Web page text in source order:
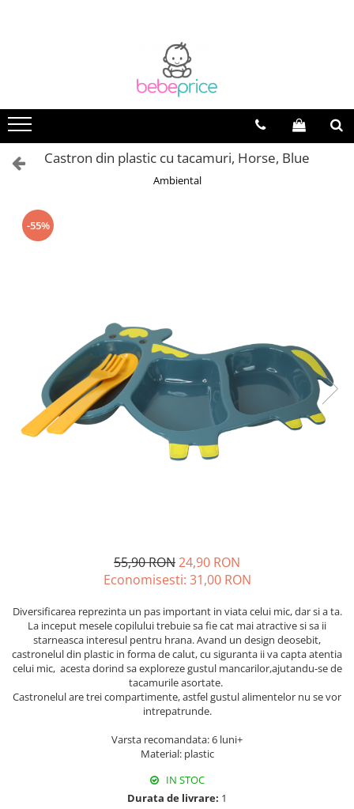
Centuri abdominale postnatale
Lenjerie modelatoare
Sutiene pentru alaptare
Costume de baie
Lenjerii patut & Paturici
Seturi maternitate nou nascut
Genti Maternitate & Port Bebe
Alimentatie bebe & Accesorii
hranire
Castron din plastic cu tacamuri, Horse, Blue
Ambiental
-55%
55,90 RON24,90 RON
Economisesti: 31,00 RON
Diversificarea reprezinta un pas important in viata celui mic, dar si a ta.
La inceput mesele copilului trebuie sa fie cat mai atractive si sa ii
starneasca interesul pentru hrana. Avand un design deosebit,
castronelul din plastic in forma de calut, cu siguranta ii va capta atentia
celui mic, acesta dorind sa exploreze gustul mancarilor,ajutandu-se de
tacamurile asortate.
Castronelul are trei compartimente, astfel gustul alimentelor nu se vor
intrepatrunde.
Varsta recomandata: 6 luni+
Material: plastic
IN STOC
Durata de livrare: 1